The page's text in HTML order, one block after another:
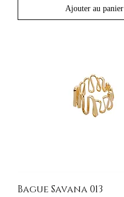
Ajouter au panier
Bague Savana 013